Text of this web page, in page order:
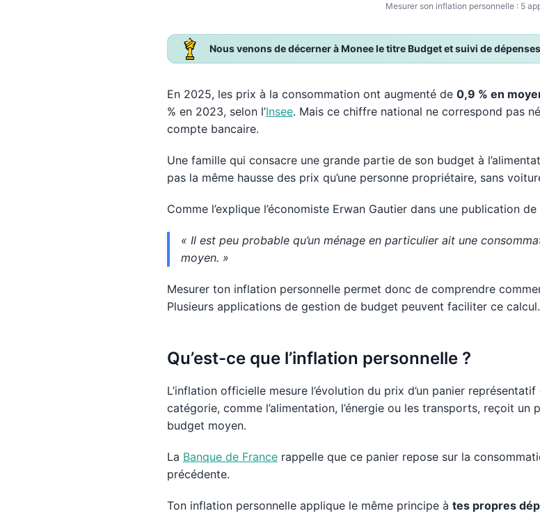
Mesurer son inflation personnelle : 5
Nous venons de décerner à Monee le titre Budget et suivi de
En 2025, les prix à la consommation ont augmenté de 0,9 % en
% en 2023, selon l’Insee. Mais ce chiffre national ne correspond pas
compte bancaire.
Une famille qui consacre une grande partie de son budget à
pas la même hausse des prix qu’une personne propriétaire, sans
Comme l’explique l’économiste Erwan Gautier dans une publication de
« Il est peu probable qu’un ménage en particulier ait une
moyen. »
Mesurer ton inflation personnelle permet donc de comprendre
Plusieurs applications de gestion de budget peuvent faciliter ce calcul.
Qu’est-ce que l’inflation personnelle ?
L’inflation officielle mesure l’évolution du prix d’un panier
catégorie, comme l’alimentation, l’énergie ou les transports, reçoit
budget moyen.
La Banque de France rappelle que ce panier repose sur la
précédente.
Ton inflation personnelle applique le même principe à tes propres